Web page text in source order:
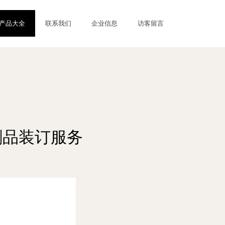
品大全 联系我们 企业信息 访客留言
装订服务